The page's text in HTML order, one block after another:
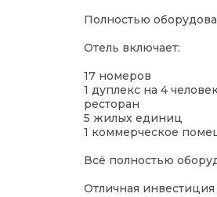
Полностью
Отель включает:
17 номеров
1 дуплекс на 4
ресторан
5 жилых единиц
1 коммерческое
Всё полностью
Отличная инвестиция